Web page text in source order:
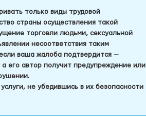
только виды трудовой
страны осуществления такой
торговли людьми, сексуальной
несоответствия таким
ваша жалоба подтвердится —
его автор получит предупреждение или
не убедившись в их безопасности